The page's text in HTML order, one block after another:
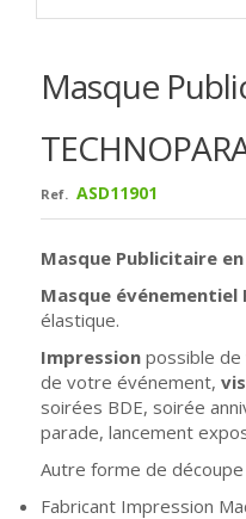
Masque
Ref. ASD11901
Masque Publicitaire
Masque événementiel
élastique.
Impression possible de
de votre événement,
soirées BDE, soirée
parade, lancement
Autre forme de
Fabricant Impression